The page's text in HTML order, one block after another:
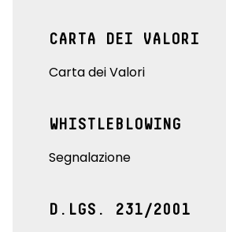
CARTA DEI VALORI
Carta dei Valori
WHISTLEBLOWING
Segnalazione
D.LGS. 231/2001